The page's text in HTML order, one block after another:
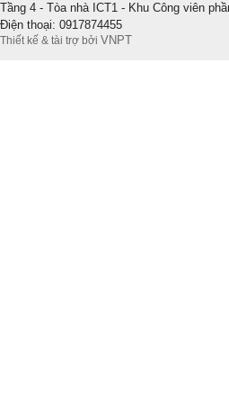
Tầng 4 - Tòa nhà ICT1 - Khu Công viên
Điện thoại: 0917874455
Thiết kế & tài trợ bởi VNPT